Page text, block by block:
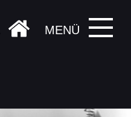
MENÜ